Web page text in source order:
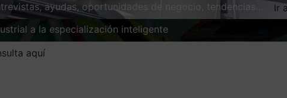
ayudas, oportunidades de negocio, tendencias…
Ir
a la especialización inteligente
aquí